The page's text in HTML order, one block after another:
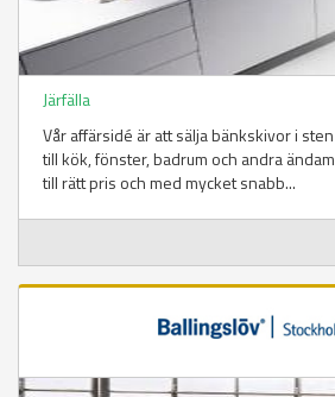
Järfälla
Vår affärsidé är att sälja bänkskivor i
till kök, fönster, badrum och andra
till rätt pris och med mycket snabb...